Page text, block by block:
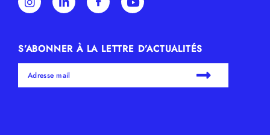
S’ABONNER À LA LETTRE D’ACTUALITÉS